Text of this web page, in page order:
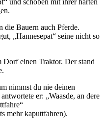
die Bauern auch Pferde.
„Hannesepat“ seine nicht so
Dorf einen Traktor. Der stand
nimmst du nie deinen
er: „Waasde, an dere
mehr kaputtfahren).